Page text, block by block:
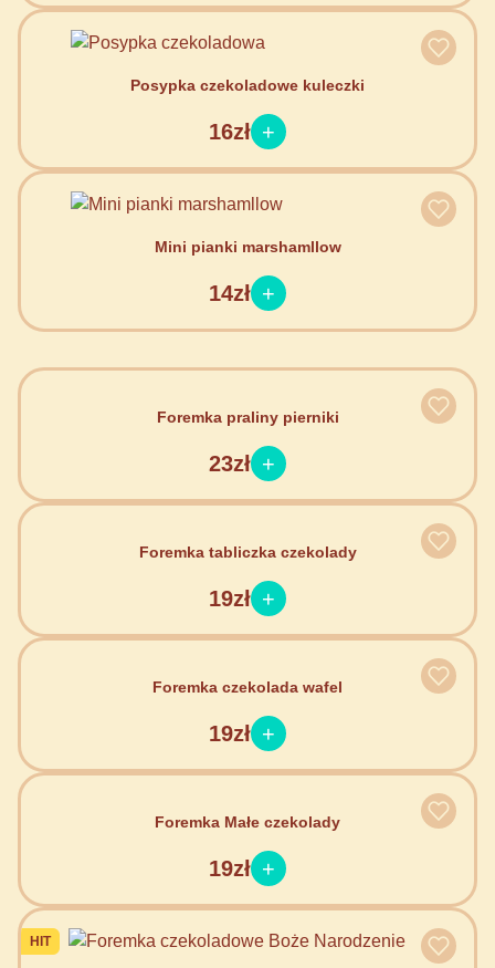
Posypka czekoladowe kuleczki
16zł
Mini pianki marshamllow
14zł
Foremka praliny pierniki
23zł
Foremka tabliczka czekolady
19zł
Foremka czekolada wafel
19zł
Foremka Małe czekolady
19zł
HIT